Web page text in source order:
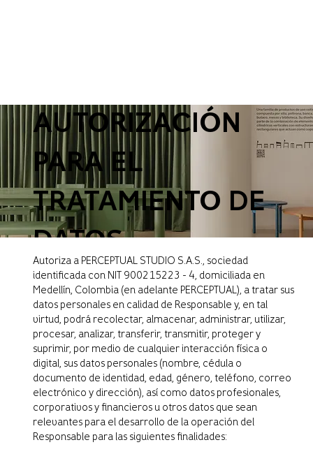
AUTORIZACIÓN
PARA EL
TRATAMIENTO DE
DATOS
PERSONALES
Autoriza a PERCEPTUAL STUDIO S.A.S., sociedad
identificada con NIT 900215223 - 4, domiciliada en
Medellín, Colombia (en adelante PERCEPTUAL), a tratar sus
datos personales en calidad de Responsable y, en tal
virtud, podrá recolectar, almacenar, administrar, utilizar,
procesar, analizar, transferir, transmitir, proteger y
suprimir, por medio de cualquier interacción física o
digital, sus datos personales (nombre, cédula o
documento de identidad, edad, género, teléfono, correo
electrónico y dirección), así como datos profesionales,
corporativos y financieros u otros datos que sean
relevantes para el desarrollo de la operación del
Responsable para las siguientes finalidades: